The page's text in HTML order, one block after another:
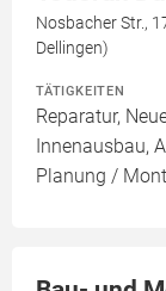
Nosbacher Str.,
Dellingen)
TÄTIGKEITEN
Reparatur,
Innenausbau,
Planung /